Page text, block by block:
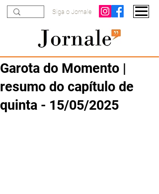
Siga o Jornale
Garota do Momento |
resumo do capítulo de
quinta - 15/05/2025